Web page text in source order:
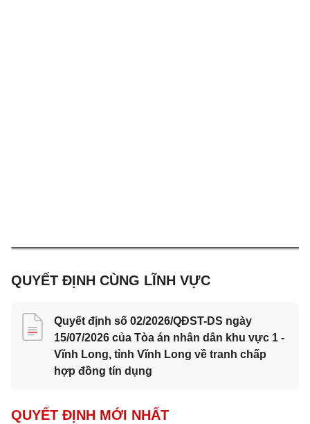
QUYẾT ĐỊNH CÙNG LĨNH VỰC
Quyết định số 02/2026/QĐST-DS ngày
15/07/2026 của Tòa án nhân dân khu vực 1 -
Vĩnh Long, tỉnh Vĩnh Long về tranh chấp
hợp đồng tín dụng
QUYẾT ĐỊNH MỚI NHẤT